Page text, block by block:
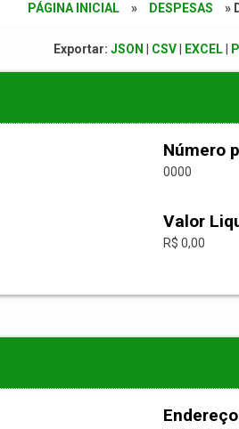
PÁGINA INICIAL » DESPESAS »
Exportar: JSON CSV| EXCEL|
Número
0000
Valor
R$ 0,00
Endereço